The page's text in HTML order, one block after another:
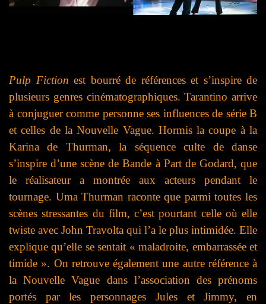
Pulp Fiction est bourré de références et s’inspire de
plusieurs genres cinématographiques. Tarantino arrive
à conjuguer comme personne ses influences de série B
et celles de la Nouvelle Vague. Hormis la coupe à la
Karina de Thurman, la séquence culte de danse
s’inspire d’une scène de Bande à Part de Godard, que
le réalisateur a montrée aux acteurs pendant le
tournage. Uma Thurman raconte que parmi toutes les
scènes stressantes du film, c’est pourtant celle où elle
twiste avec John Travolta qui l’a le plus intimidée. Elle
explique qu’elle se sentait « maladroite, embarrassée et
timide ». On retrouve également une autre référence à
la Nouvelle Vague dans l’association des prénoms
portés par les personnages Jules et Jimmy, en